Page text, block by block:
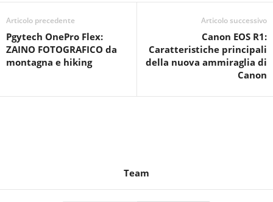
Articolo precedente
Pgytech OnePro Flex:
ZAINO FOTOGRAFICO da
montagna e hiking
Articolo successivo
Canon EOS R1:
Caratteristiche principali
della nuova ammiraglia di
Canon
Team